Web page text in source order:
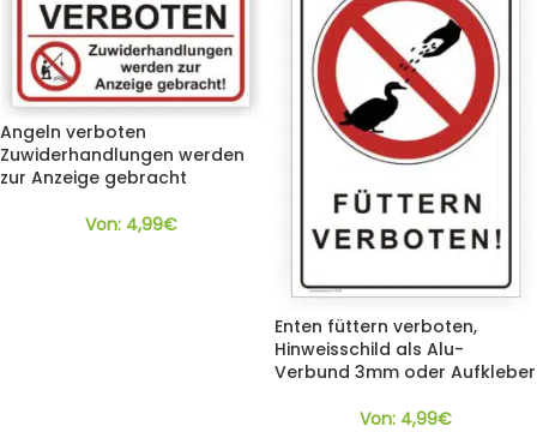
Angeln verboten
Zuwiderhandlungen werden
zur Anzeige gebracht
Von: 4,99€
Enten füttern verboten,
Hinweisschild als Alu-
Verbund 3mm oder Aufkleber
Von: 4,99€